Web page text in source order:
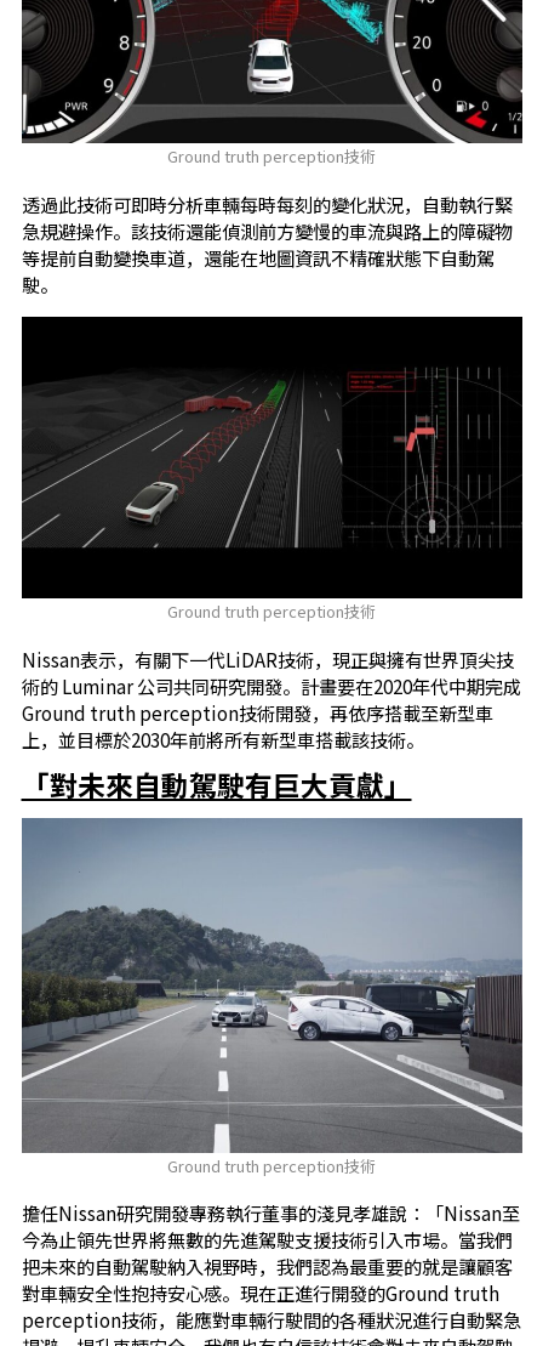
Ground truth perception技術
透過此技術可即時分析車輛每時每刻的變化狀況，自動執行緊
急規避操作。該技術還能偵測前方變慢的車流與路上的障礙物
等提前自動變換車道，還能在地圖資訊不精確狀態下自動駕
駛。
Ground truth perception技術
Nissan表示，有關下一代LiDAR技術，現正與擁有世界頂尖技
術的 Luminar 公司共同研究開發。計畫要在2020年代中期完成
Ground truth perception技術開發，再依序搭載至新型車
上，並目標於2030年前將所有新型車搭載該技術。
「對未來自動駕駛有巨大貢獻」
Ground truth perception技術
擔任Nissan研究開發專務執行董事的淺見孝雄說：「Nissan至
今為止領先世界將無數的先進駕駛支援技術引入市場。當我們
把未來的自動駕駛納入視野時，我們認為最重要的就是讓顧客
對車輛安全性抱持安心感。現在正進行開發的Ground truth
perception技術，能應對車輛行駛間的各種狀況進行自動緊急